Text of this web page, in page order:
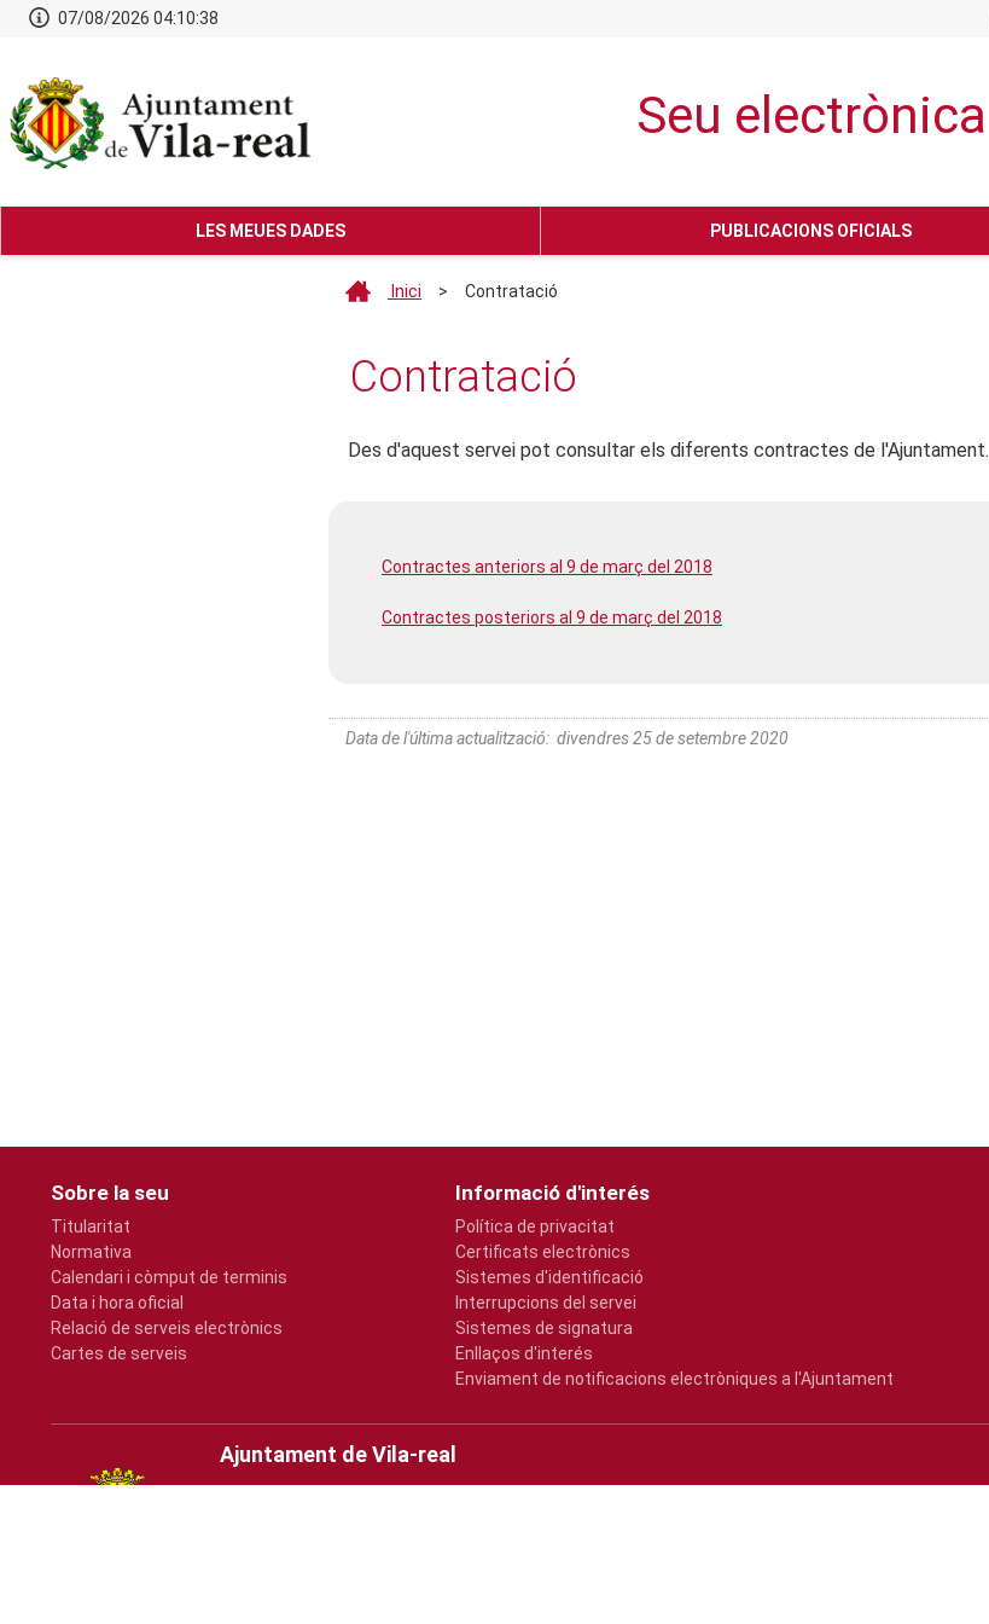
07/08/2026 04:10:38
Seu electrònica
LES MEUES DADES PUBLICACIONS OFICIALS
Inici > Contratació
Contratació
Des d'aquest servei pot consultar els diferents contractes de l'Ajuntament.
Contractes anteriors al 9 de març del 2018
Contractes posteriors al 9 de març del 2018
Data de l'última actualització: divendres 25 de setembre 2020
Sobre la seu
Titularitat
Normativa
Calendari i còmput de terminis
Data i hora oficial
Relació de serveis electrònics
Cartes de serveis
Informació d'interés
Política de privacitat
Certificats electrònics
Sistemes d'identificació
Interrupcions del servei
Sistemes de signatura
Enllaços d'interés
Enviament de notificacions electròniques a l'Ajuntament
Ajuntament de Vila-real